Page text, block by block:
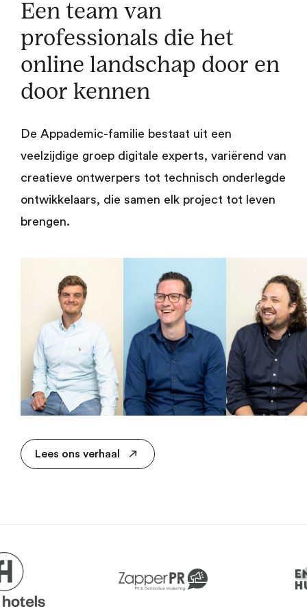
Een team van
professionals die het
online landschap door en
door kennen
De Appademic-familie bestaat uit een
veelzijdige groep digitale experts, variërend van
creatieve ontwerpers tot technisch onderlegde
ontwikkelaars, die samen elk project tot leven
brengen.
Lees ons verhaal